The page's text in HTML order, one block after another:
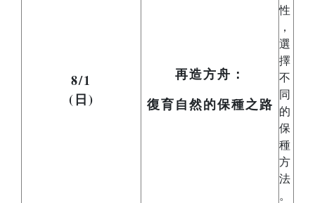
8/1
(日)
再造方舟：
復育自然的保種之路
性
，
選
擇
不
同
的
保
種
方
法
。